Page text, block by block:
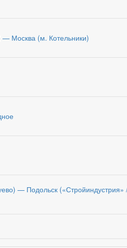
— Москва (м. Котельники)
— Подольск («Стройиндустрия»